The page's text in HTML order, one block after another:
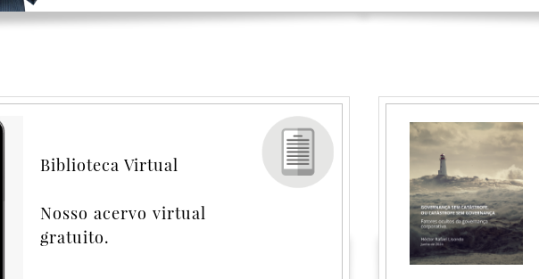
Biblioteca Virtual
Nosso acervo virtual
gratuito.
Psicologia do processo de decisão numa
crise organizacional
Comprar